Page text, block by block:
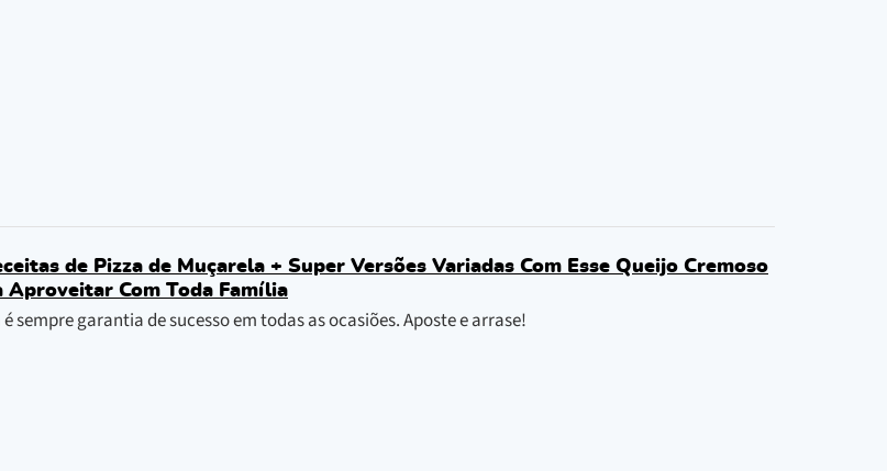
de Pizza de Muçarela + Super Versões Variadas Com Esse Queijo Cremoso
Aproveitar Com Toda Família
é sempre garantia de sucesso em todas as ocasiões. Aposte e arrase!